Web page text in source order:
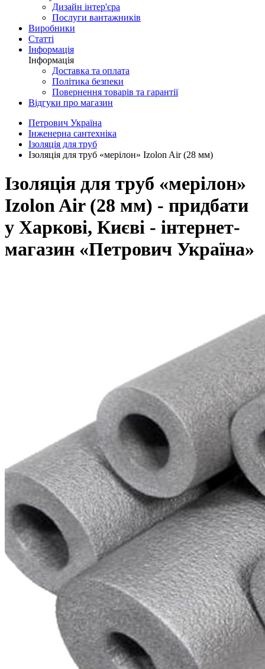
Дизайн інтер'єра
Послуги вантажників
Виробники
Статті
Інформація
Інформація
Доставка та оплата
Політика безпеки
Повернення товарів та гарантії
Відгуки про магазин
Петрович Україна
Інженерна сантехніка
Ізоляція для труб
Ізоляція для труб «мерілон» Izolon Air (28 мм)
Ізоляція для труб «мерілон»
Izolon Air (28 мм) - придбати
у Харкові, Києві - інтернет-
магазин «Петрович Україна»